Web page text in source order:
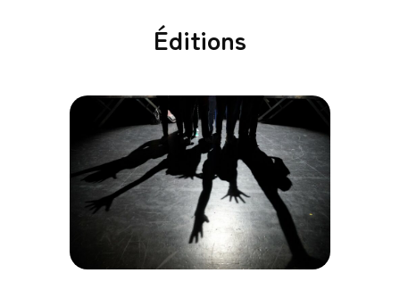
Éditions